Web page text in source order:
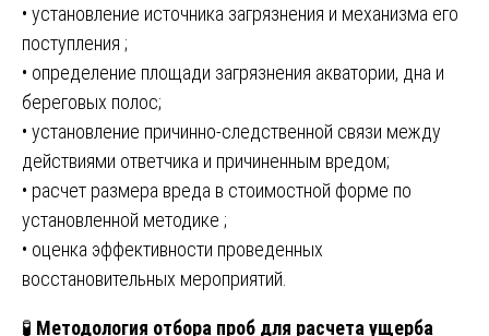
• установление источника загрязнения и механизма его
поступления ;
• определение площади загрязнения акватории, дна и
береговых полос;
• установление причинно-следственной связи между
действиями ответчика и причиненным вредом;
• расчет размера вреда в стоимостной форме по
установленной методике ;
• оценка эффективности проведенных
восстановительных мероприятий.
🧪 Методология отбора проб для расчета ущерба